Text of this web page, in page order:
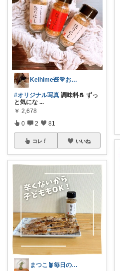
Keihime🧸💛お礼プロフにて💐
#オリジナル写真 調味料🧂 ずっ
と気にな ...
￥ 2,678
0 2 81
コレ いいね
まつこ🪴毎日のくらし、ちょっと心地よく